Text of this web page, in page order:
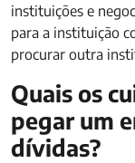
instituições e
para a instituição
procurar outra
Quais os
pegar um
dívidas?